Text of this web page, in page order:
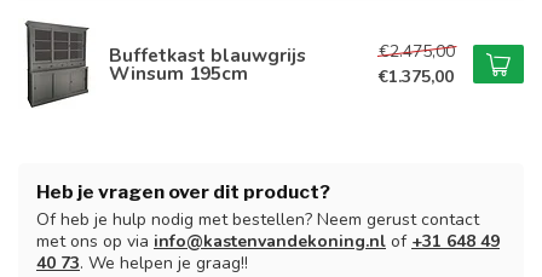
Buffetkast blauwgrijs
Winsum 195cm
€2.475,00
€1.375,00
Heb je vragen over dit product?
Of heb je hulp nodig met bestellen? Neem gerust contact
met ons op via info@kastenvandekoning.nl of +31 648 49
40 73. We helpen je graag!!